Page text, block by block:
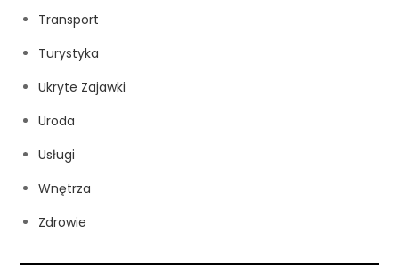
Transport
Turystyka
Ukryte Zajawki
Uroda
Usługi
Wnętrza
Zdrowie